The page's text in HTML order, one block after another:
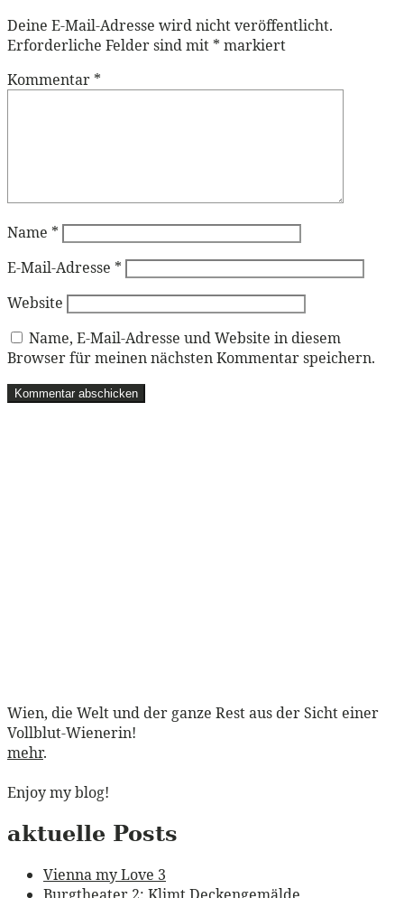
Deine E-Mail-Adresse wird nicht veröffentlicht.
Erforderliche Felder sind mit * markiert
Kommentar *
Name *
E-Mail-Adresse *
Website
Name, E-Mail-Adresse und Website in diesem
Browser für meinen nächsten Kommentar speichern.
Wien, die Welt und der ganze Rest aus der Sicht einer
Vollblut-Wienerin!
mehr.
Enjoy my blog!
aktuelle Posts
Vienna my Love 3